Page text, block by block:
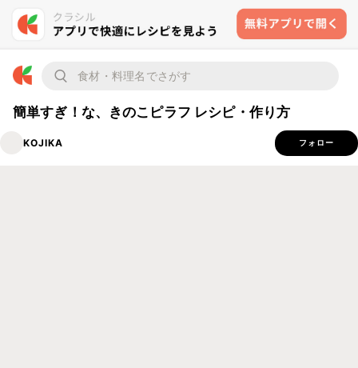
簡単すぎ！な、きのこピラフ レシピ・作り方
KOJIKA フォロー